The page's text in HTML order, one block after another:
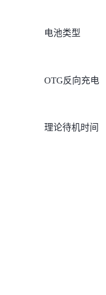
电池类型
OTG反向充电
理论待机时间